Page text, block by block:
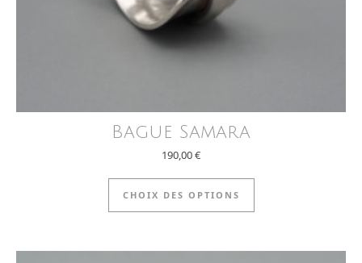
Bague Samara
190,00€
CHOIX DES OPTIONS
Ce produit a